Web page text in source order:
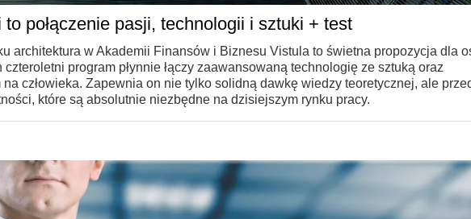
połączenie pasji, technologii i sztuki + test
architektura w Akademii Finansów i Biznesu Vistula to świetna propozycja dla
program płynnie łączy zaawansowaną technologię ze sztuką oraz
człowieka. Zapewnia on nie tylko solidną dawkę wiedzy teoretycznej, ale
które są absolutnie niezbędne na dzisiejszym rynku pracy.